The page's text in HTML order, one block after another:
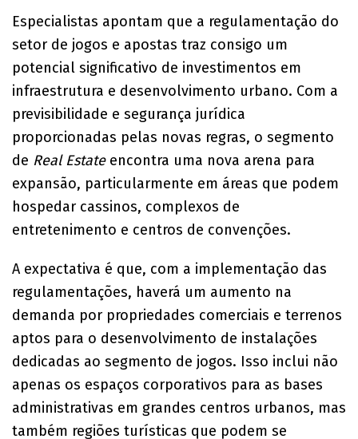
Especialistas apontam que a regulamentação do
setor de jogos e apostas traz consigo um
potencial significativo de investimentos em
infraestrutura e desenvolvimento urbano. Com a
previsibilidade e segurança jurídica
proporcionadas pelas novas regras, o segmento
de Real Estateencontra uma nova arena para
expansão, particularmente em áreas que podem
hospedar cassinos, complexos de
entretenimento e centros de convenções.
A expectativa é que, com a implementação das
regulamentações, haverá um aumento na
demanda por propriedades comerciais e terrenos
aptos para o desenvolvimento de instalações
dedicadas ao segmento de jogos. Isso inclui não
apenas os espaços corporativos para as bases
administrativas em grandes centros urbanos, mas
também regiões turísticas que podem se